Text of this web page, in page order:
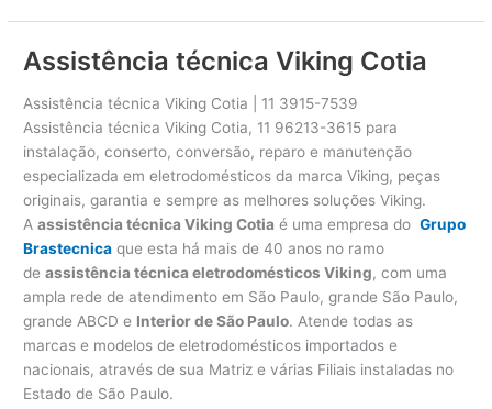
s
s
t
ê
n
a
t
é
a
Assistência técnica Viking Cotia
Assistência técnica Viking Cotia | 11 3915-7539
Assistência técnica Viking Cotia, 11 96213-3615 para
instalação, conserto, conversão, reparo e manutenção
especializada em eletrodomésticos da marca Viking, peças
originais, garantia e sempre as melhores soluções Viking.
Aassistência técnica Viking Cotia é uma empresa doGrupo
Brastecnica que esta há mais de 40 anos no ramo
deassistência técnica eletrodomésticos Viking, com uma
ampla rede de atendimento em São Paulo, grande São Paulo,
grande ABCD e Interior de São Paulo. Atende todas as
marcas e modelos de eletrodomésticos importados e
nacionais, através de sua Matriz e várias Filiais instaladas no
Estado de São Paulo.